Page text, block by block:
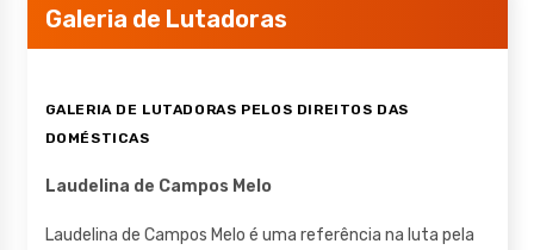
Galeria de Lutadoras
GALERIA DE LUTADORAS PELOS DIREITOS DAS
DOMÉSTICAS
Laudelina de Campos Melo
Laudelina de Campos Melo é uma referência na luta pela